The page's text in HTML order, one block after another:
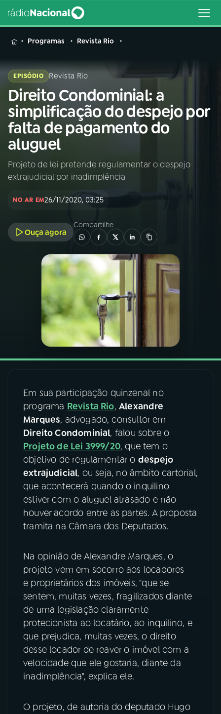
MENU
Buscar
na
Rádio
Nacional
Buscar
01INÍCIO
PROGRAMAÇÃO
PROGRAMAS
PODCASTS
VIDEOCASTS
08FESTIVAL DE MÚSICA
ACOMPANHE A RÁDIO NACIONAL
YouTube Facebook
Instagram X
TikTok
Programas Revista Rio
EPISÓDIO Revista Rio
Direito Condominial: a
simplificação do despejo por
falta de pagamento do
aluguel
Projeto de lei pretende regulamentar o despejo
extrajudicial por inadimplência
NO AR EM26/11/2020, 03:25
Ouça agora
Compartilhe
Em sua participação quinzenal no
programa Revista Rio, Alexandre
Marques, advogado, consultor em
Direito Condominial, falou sobre o
Projeto de Lei 3999/20, que tem o
objetivo de regulamentar o despejo
extrajudicial, ou seja, no âmbito cartorial,
que acontecerá quando o inquilino
estiver com o aluguel atrasado e não
houver acordo entre as partes. A proposta
tramita na Câmara dos Deputados.
Na opinião de Alexandre Marques, o
projeto vem em socorro aos locadores
e proprietários dos imóveis, "que se
sentem, muitas vezes, fragilizados diante
de uma legislação claramente
protecionista ao locatário, ao inquilino, e
que prejudica, muitas vezes, o direito
desse locador de reaver o imóvel com a
velocidade que ele gostaria, diante da
inadimplência", explica ele.
O projeto, de autoria do deputado Hugo